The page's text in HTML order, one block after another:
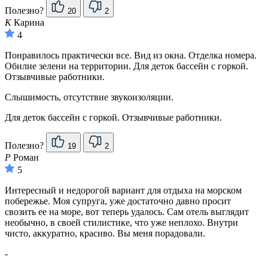
Полезно? 20 2
ККарина
4
Понравилось практически все. Вид из окна. Отделка номера.
Обилие зелени на территории. Для деток бассейн с горкой.
Отзывчивые работники.
Слышимость, отсутствие звукоизоляции.
Для деток бассейн с горкой. Отзывчивые работники.
Полезно? 19 2
Р Роман
5
Интересный и недорогой вариант для отдыха на морском
побережье. Моя супруга, уже достаточно давно просит
свозить ее на море, вот теперь удалось. Сам отель выглядит
необычно, в своей стилистике, что уже неплохо. Внутри
чисто, аккуратно, красиво. Вы меня порадовали.
-